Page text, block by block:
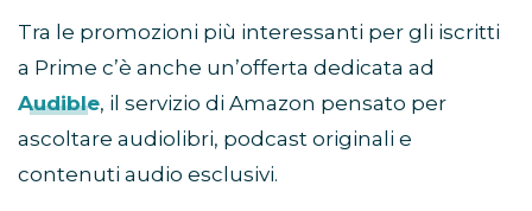
Tra le promozioni più interessanti per gli iscritti
a Prime c’è anche un’offerta dedicata ad
Audible, il servizio di Amazon pensato per
ascoltare audiolibri, podcast originali e
contenuti audio esclusivi.